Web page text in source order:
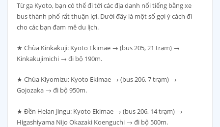
Từ ga Kyoto, bạn có thể đi tới các địa danh nổi tiếng bằng xe
bus thành phố rất thuận lợi. Dưới đây là một số gợi ý cách đi
cho các bạn đam mê du lịch.
★ Chùa Kinkakuji: Kyoto Ekimae → (bus 205, 21 trạm) →
Kinkakujimichi → đi bộ 190m.
★ Chùa Kiyomizu: Kyoto Ekimae → (bus 206, 7 trạm) →
Gojozaka → đi bộ 950m.
★ Đền Heian Jingu: Kyoto Ekimae → (bus 206, 14 trạm) →
Higashiyama Nijo Okazaki Koenguchi → đi bộ 500m.